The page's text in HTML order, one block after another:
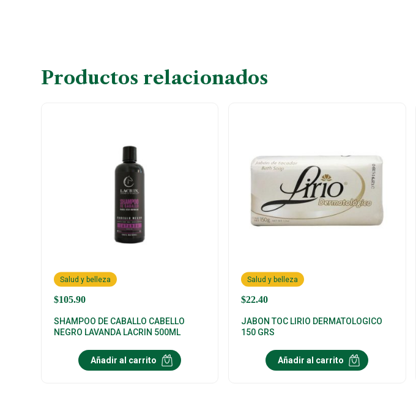
Productos relacionados
$105.90
Salud y belleza
SHAMPOO DE CABALLO CABELLO
NEGRO LAVANDA LACRIN 500ML
Añadir al carrito
$22.40
Salud y belleza
JABON TOC LIRIO DERMATOLOGICO
150 GRS
Añadir al carrito